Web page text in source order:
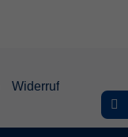
Widerruf